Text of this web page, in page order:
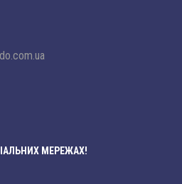
МЕРЕЖАХ!